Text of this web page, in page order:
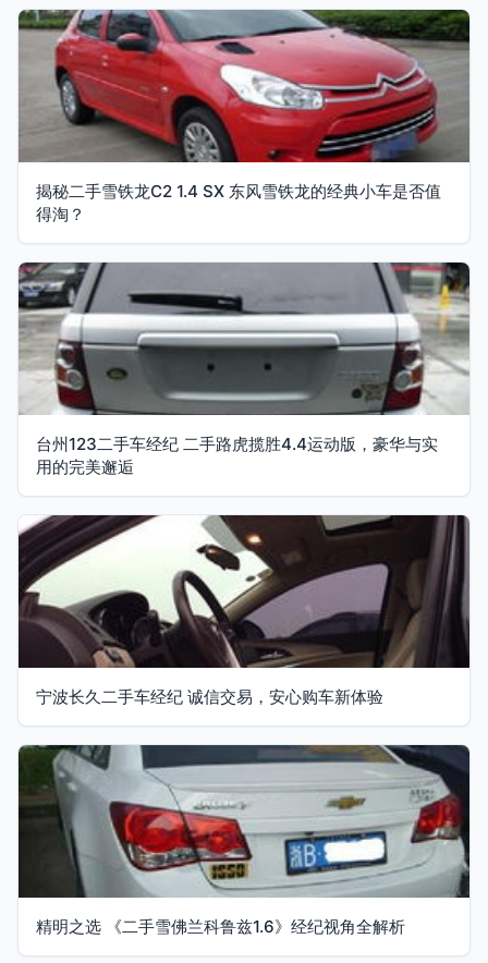
揭秘二手雪铁龙C2 1.4 SX 东风雪铁龙的经典小车是否值
得淘？
台州123二手车经纪 二手路虎揽胜4.4运动版，豪华与实
用的完美邂逅
宁波长久二手车经纪 诚信交易，安心购车新体验
精明之选 《二手雪佛兰科鲁兹1.6》经纪视角全解析